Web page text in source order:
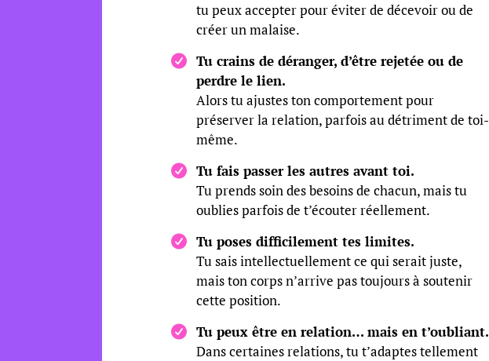
tu peux accepter pour éviter de décevoir ou de
créer un malaise.
Tu crains de déranger, d’être rejetée ou de
perdre le lien.
Alors tu ajustes ton comportement pour
préserver la relation, parfois au détriment de toi-
même.
Tu fais passer les autres avant toi.
Tu prends soin des besoins de chacun, mais tu
oublies parfois de t’écouter réellement.
Tu poses difficilement tes limites.
Tu sais intellectuellement ce qui serait juste,
mais ton corps n’arrive pas toujours à soutenir
cette position.
Tu peux être en relation… mais en t’oubliant.
Dans certaines relations, tu t’adaptes tellement